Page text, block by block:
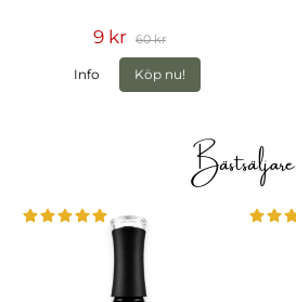
9 kr 60 kr
Info Köp nu!
Bästsäljare